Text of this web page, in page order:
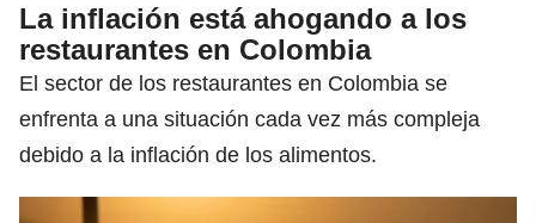
La inflación está ahogando a los
restaurantes en Colombia
El sector de los restaurantes en Colombia se
enfrenta a una situación cada vez más compleja
debido a la inflación de los alimentos.